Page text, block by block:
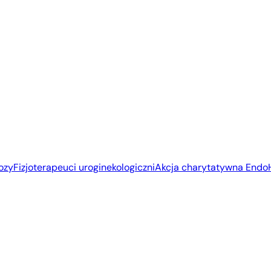
Fizjoterapeuci uroginekologiczniAkcja charytatywna